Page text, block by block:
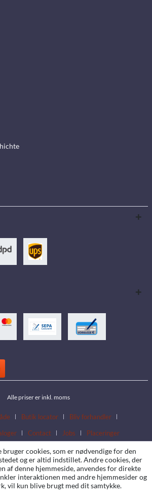
Alle priser er inkl. moms
Butik locator
Bliv forhandler
Contact Jobs Placeringer
bruger cookies, som er nødvendige for den
og er altid indstillet. Andre cookies, der
af denne hjemmeside, anvendes for direkte
interaktionen med andre hjemmesider og
vil kun blive brugt med dit samtykke.